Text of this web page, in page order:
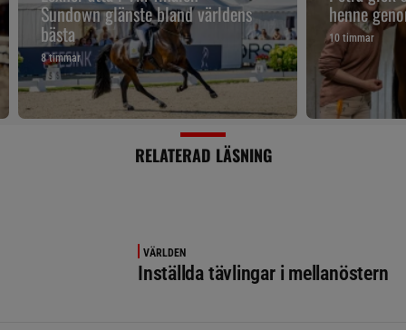
Sundown glänste bland världens
bästa
8 timmar
henne
10 timmar
RELATERAD LÄSNING
VÄRLDEN
Inställda tävlingar i mellanöstern